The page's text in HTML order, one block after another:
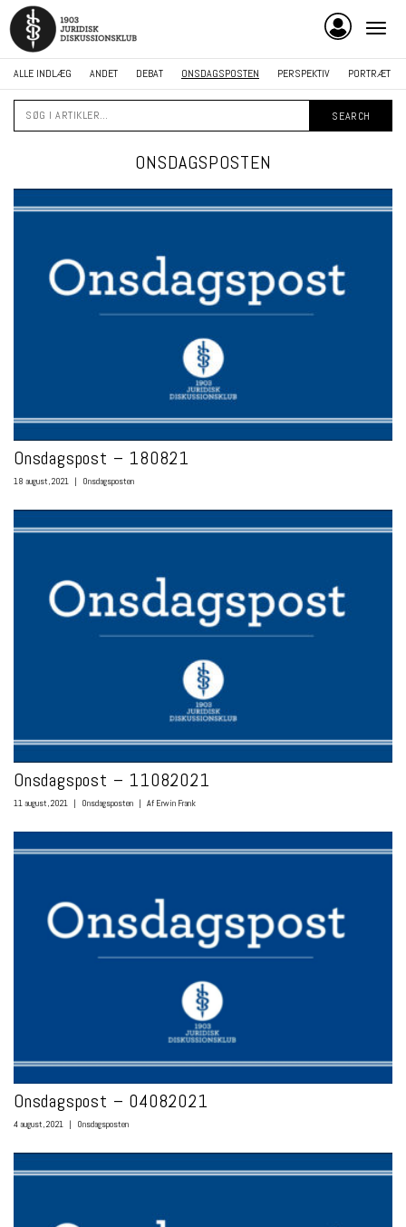
ALLE INDLÆG ANDET DEBAT ONSDAGSPOSTEN PERSPEKTIV PORTRÆT
ONSDAGSPOSTEN
Onsdagspost – 180821
18 august, 2021 | Onsdagsposten
Onsdagspost – 11082021
11 august, 2021 | Onsdagsposten | Af Erwin Frank
Onsdagspost – 04082021
4 august, 2021 | Onsdagsposten
Søg
I